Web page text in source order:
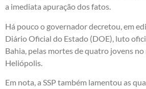
a imediata apuração dos fatos.
Há pouco o governador decretou, em
Diário Oficial do Estado (DOE), luto
Bahia, pelas mortes de quatro jovens
Heliópolis.
Em nota, a SSP também lamentou as